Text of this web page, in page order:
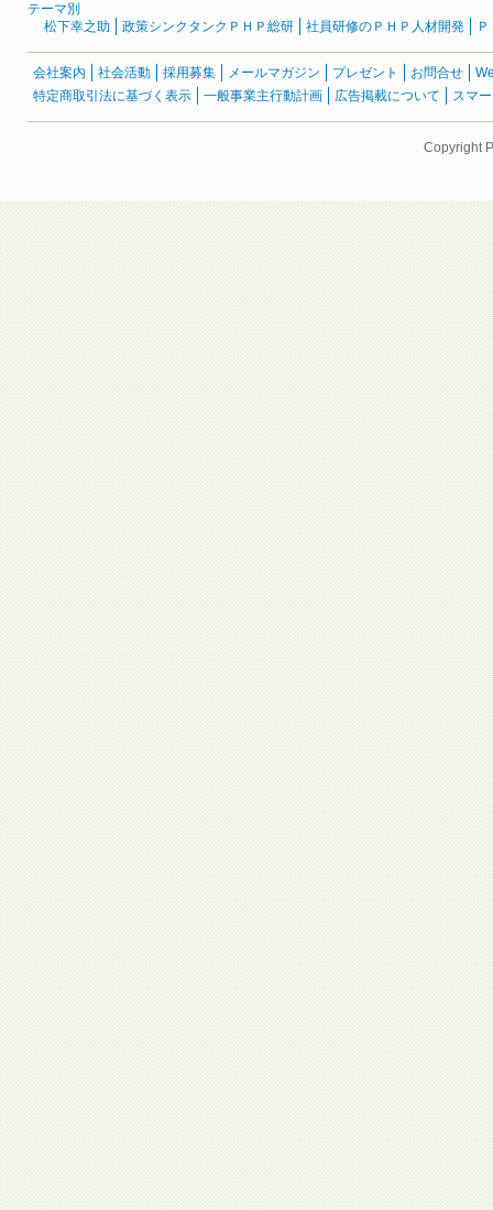
テーマ別
松下幸之助
政策シンクタンクＰＨＰ総研 社員研修のＰＨＰ人材開発
会社案内 社会活動 採用募集 メールマガジン プレゼント お問合せ
特定商取引法に基づく表示
一般事業主行動計画 広告掲載について スマ
Copyright